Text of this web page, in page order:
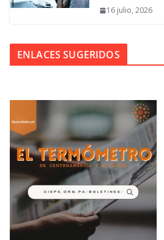
16 julio, 2026
ENLACES SUGERIDOS